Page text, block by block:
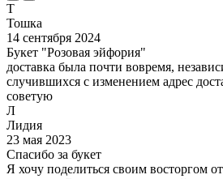
Т
Тошка
14 сентября 2024
Букет "Розовая эйфория"
доставка была почти вовремя,
случившихся с изменением адрес
советую
Л
Лидия
23 мая 2023
Спасибо за букет
Я хочу поделиться своим восторгом